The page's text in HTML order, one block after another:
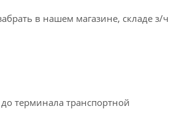
в нашем магазине, складе з/ч
терминала транспортной